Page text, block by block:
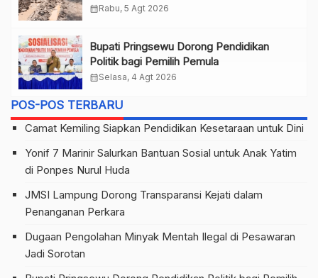
calendar_monthRabu, 5 Agt 2026
Bupati Pringsewu Dorong Pendidikan
Politik bagi Pemilih Pemula
calendar_monthSelasa, 4 Agt 2026
POS-POS TERBARU
Camat Kemiling Siapkan Pendidikan Kesetaraan untuk Dini
Yonif 7 Marinir Salurkan Bantuan Sosial untuk Anak Yatim
di Ponpes Nurul Huda
JMSI Lampung Dorong Transparansi Kejati dalam
Penanganan Perkara
Dugaan Pengolahan Minyak Mentah Ilegal di Pesawaran
Jadi Sorotan